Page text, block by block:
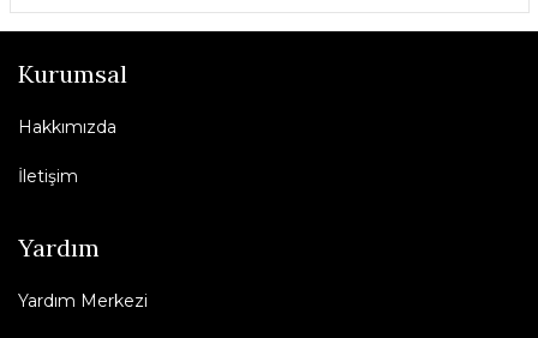
Kurumsal
Hakkımızda
İletişim
Yardım
Yardım Merkezi